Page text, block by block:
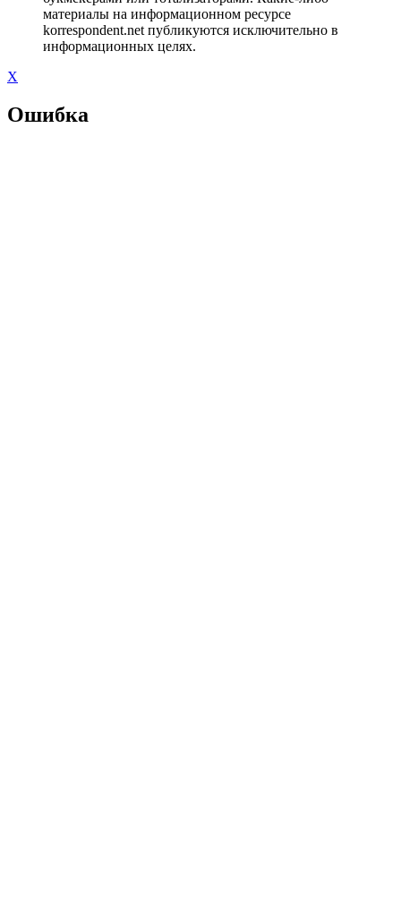
материалы на информационном ресурсе
korrespondent.net публикуются исключительно в
информационных целях.
X
Ошибка